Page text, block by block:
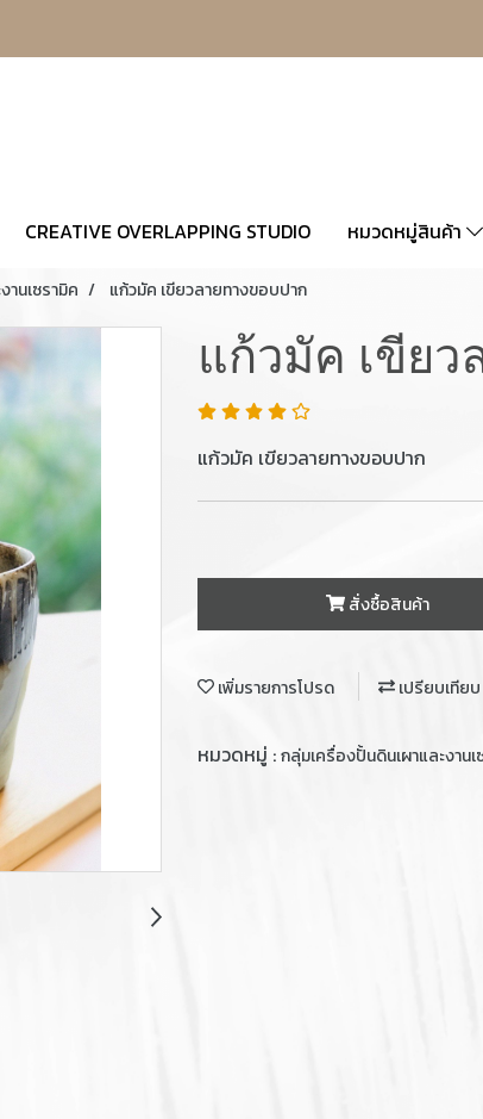
CREATIVE OVERLAPPING STUDIO หมวดหมู่สินค้า
านเซรามิค แก้วมัค เขียวลายทางขอบปาก
แก้วมัค เขียว
แก้วมัค เขียวลายทางขอบปาก
สั่งซื้อสินค้า
เพิ่มรายการโปรด เปรียบเทียบ
หมวดหมู่ :กลุ่มเครื่องปั้นดินเผาและงานเ